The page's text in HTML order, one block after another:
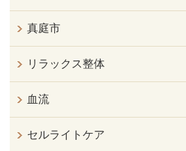
真庭市
リラックス整体
血流
セルライトケア